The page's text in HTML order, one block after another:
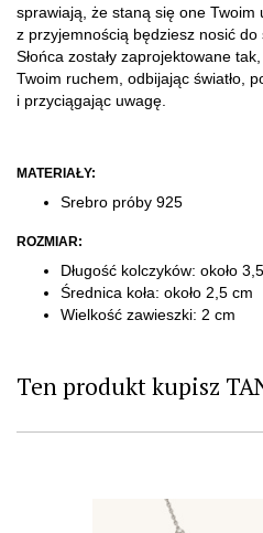
sprawiają, że staną się one
z przyjemnością będziesz nosić do
Słońca zostały zaprojektowane
Twoim ruchem, odbijając światło,
i przyciągając uwagę.
MATERIAŁY:
Srebro próby 925
ROZMIAR:
Długość kolczyków: około
​Średnica koła: około 2,5 cm
Wielkość zawieszki: 2 cm
Ten produkt kupisz